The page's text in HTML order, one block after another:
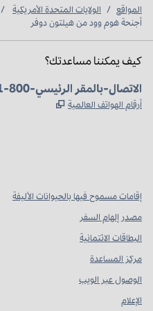
المواقع / الولايات المتحدة الأمريكية /
أجنحة هوم وود من هيلتون دوفر
كيف يمكننا مساعدتك؟
الهاتف:
+1-800-الاتصال-بالمقر الرئيسي
أرقام الهواتف العالمية
إقامات مسموح فيها بالحيوانات الأليفة
مصدر إلهام السفر
البطاقات الائتمانية
مركز المساعدة
الوصول عبر الويب
الإعلام